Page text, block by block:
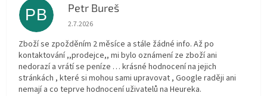
PB Petr Bureš
Hodnocení obchodu je 1 z 5 hvězdiček.
2.7.2026
Zboží se zpožděním 2 měsíce a stále žádné info. Až po
kontaktování ,,prodejce,, mi bylo oznámení ze zboží ani
nedorazí a vrátí se peníze … krásné hodnocení na jejich
stránkách , které si mohou sami upravovat , Google raději ani
nemají a co teprve hodnocení uživatelů na Heureka.